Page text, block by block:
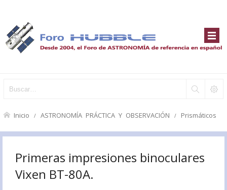
Inicio ASTRONOMÍA PRÁCTICA Y OBSERVACIÓN Prismáticos
Primeras impresiones binoculares
Vixen BT-80A.